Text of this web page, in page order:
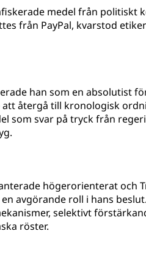
medel från politiskt
från PayPal, kvarstod
han som en absolutist
återgå till kronologisk
svar på tryck från
högerorienterat och
avgörande roll i hans
selektivt
röster.